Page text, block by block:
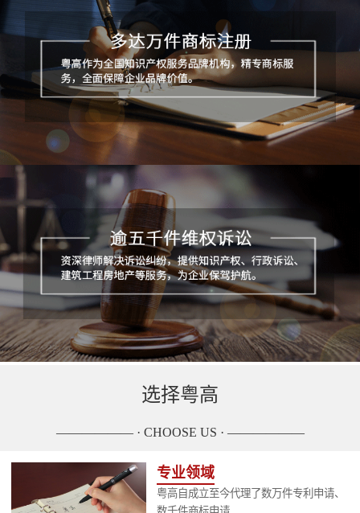
选择粤高
—————— · CHOOSE US · ——————
专业领域
粤高自成立至今代理了数万件专利申请、